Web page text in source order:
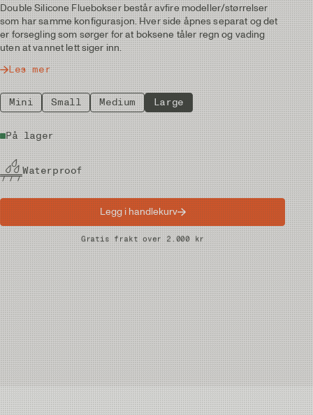
Double Silicone Fluebokser består avfire modeller/størrelser
som har samme konfigurasjon. Hver side åpnes separat og det
er forsegling som sørger for at boksene tåler regn og vading
uten at vannet lett siger inn.
Les mer
Mini Small Medium Large
På lager
Waterproof
Legg i handlekurv
Gratis frakt over 2.000 kr